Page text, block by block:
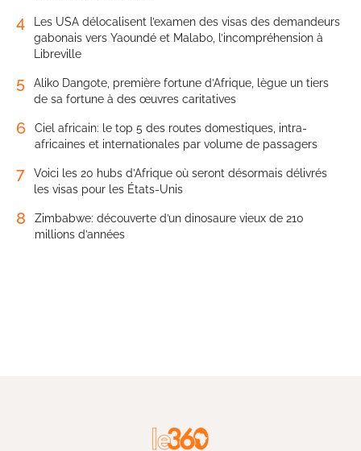
4
Les USA délocalisent l’examen des visas des demandeurs
gabonais vers Yaoundé et Malabo, l’incompréhension à
Libreville
5
Aliko Dangote, première fortune d’Afrique, lègue un tiers
de sa fortune à des œuvres caritatives
6
Ciel africain: le top 5 des routes domestiques, intra-
africaines et internationales par volume de passagers
7
Voici les 20 hubs d’Afrique où seront désormais délivrés
les visas pour les États-Unis
8
Zimbabwe: découverte d’un dinosaure vieux de 210
millions d’années